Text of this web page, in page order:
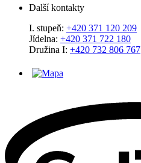
Další kontakty
I. stupeň: +420 371 120 209
Jídelna: +420 371 722 180
Družina I: +420 732 806 767